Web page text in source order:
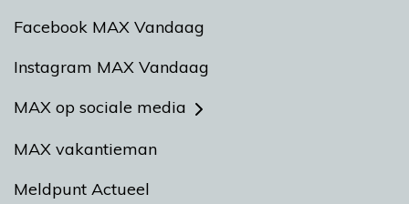
Facebook MAX Vandaag
Instagram MAX Vandaag
MAX op sociale media
MAX vakantieman
Meldpunt Actueel